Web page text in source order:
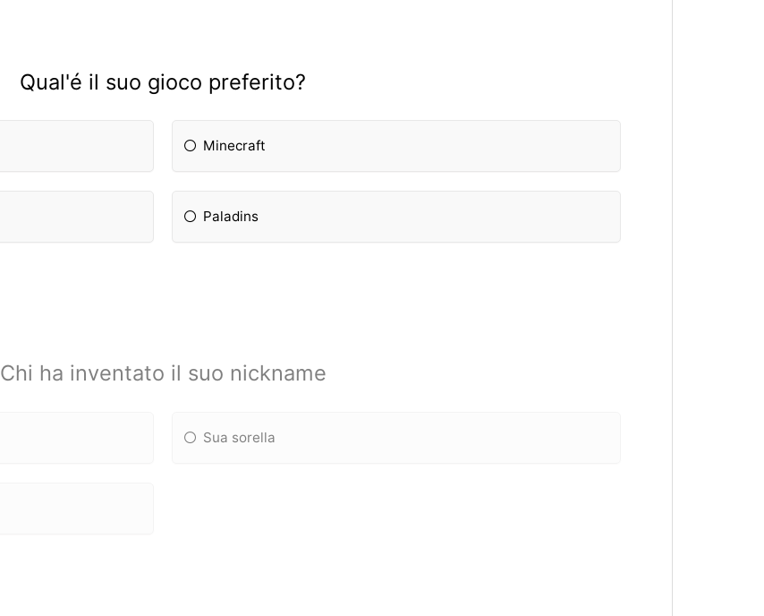
Qual'é il suo gioco preferito?
Minecraft
Paladins
Chi ha inventato il suo nickname
Sua sorella